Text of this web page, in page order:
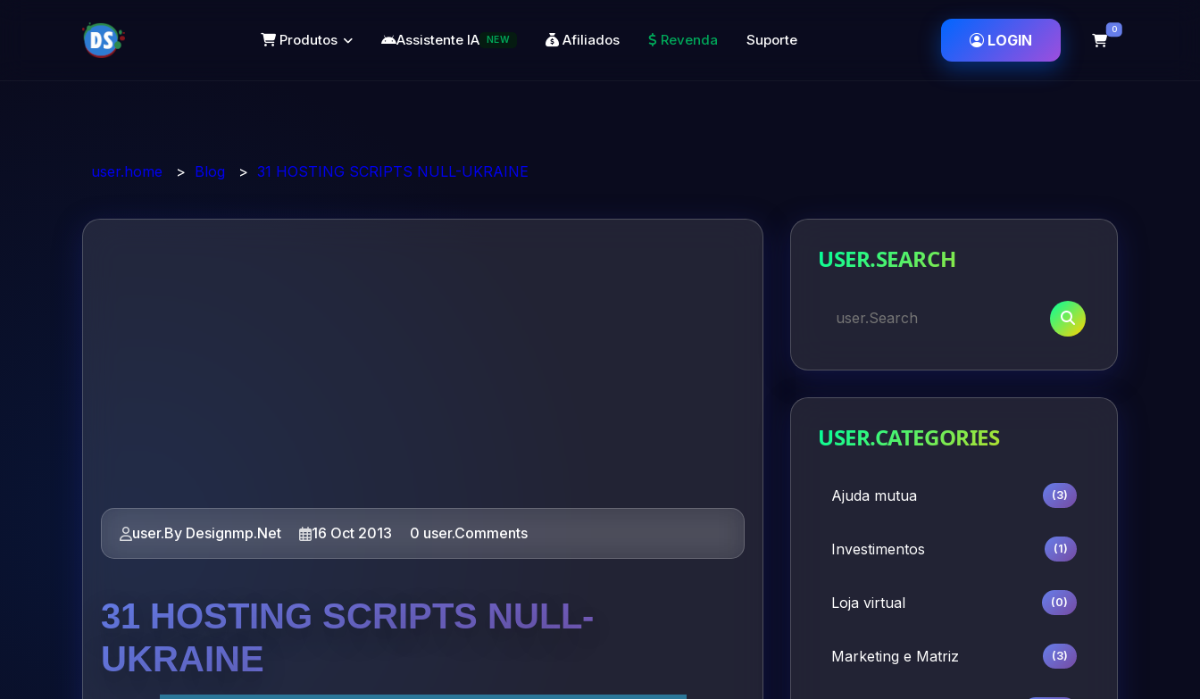
Produtos Assistente IA NEW Afiliados Revenda Suporte LOGIN
0
user.home > Blog > 31 HOSTING SCRIPTS NULL-UKRAINE
user.By Designmp.Net 16 Oct 2013 0 user.Comments
31 HOSTING SCRIPTS NULL-
UKRAINE
USER.SEARCH
USER.CATEGORIES
Ajuda mutua (3)
Investimentos (1)
Loja virtual (0)
Marketing e Matriz (3)